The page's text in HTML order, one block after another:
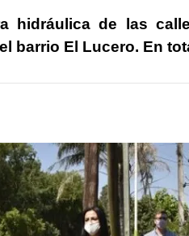
nt m
p
ar
hidráulica de las
barrio El Lucero. En